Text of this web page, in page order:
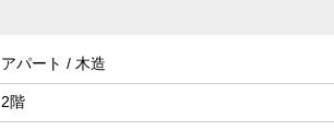
アパート / 木造
2階